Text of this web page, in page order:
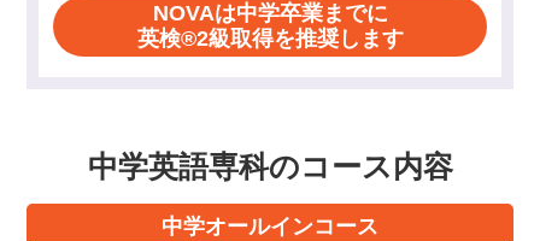
NOVAは中学卒業までに
英検®2級取得を推奨します
中学英語専科のコース内容
中学オールインコース